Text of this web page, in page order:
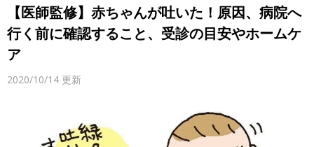
【医師監修】赤ちゃんが吐いた！原因、病院へ
行く前に確認すること、受診の目安やホームケ
ア
2020/10/14 更新